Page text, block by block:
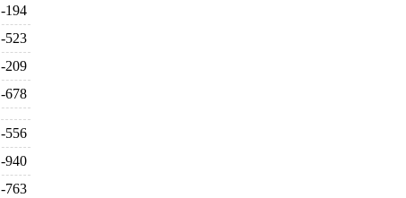
-194
-523
-209
-678
-556
-940
-763